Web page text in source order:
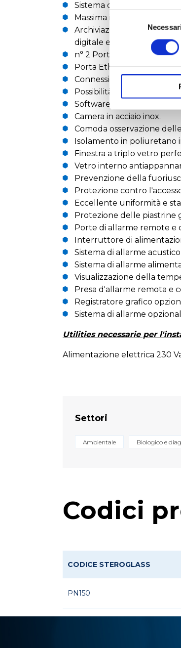
Selezione
Sistema di controllo a
Massima informazione
Archiviazione massiccia di
digitale e grafica.
n° 2 Porte USB per
Porta Ethernet per
Connessione Wi-Fi per
Possibilità di inviare e-mail
Software NuveCloser™
Camera in acciaio inox.
Comoda osservazione
Isolamento in poliuretano
Finestra a triplo vetro
Vetro interno
Prevenzione della
Protezione contro
Eccellente uniformità e
Protezione delle piastrine
Porte di allarme remote e
Interruttore di
Sistema di allarme acustico
Sistema di allarme
Visualizzazione della
Presa d'allarme remota e
Registratore grafico
Sistema di allarme
Utilities necessarie per
Alimentazione elettrica 230
Settori
Ambientale Biologico e
Codici
CODICE STEROGLASS
PN150